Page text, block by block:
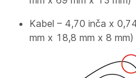
Kabel – 4,70 inča x
mm x 18,8 mm x 8 mm)